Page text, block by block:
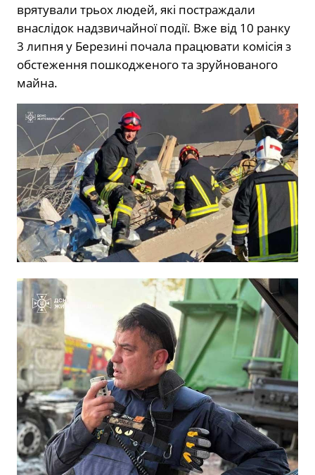
врятували трьох людей, які постраждали
внаслідок надзвичайної події. Вже від 10 ранку
3 липня у Березині почала працювати комісія з
обстеження пошкодженого та зруйнованого
майна.